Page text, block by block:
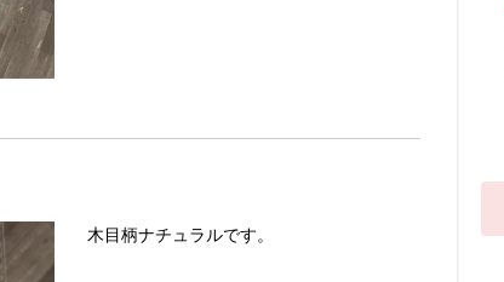
木目柄ナチュラルです。